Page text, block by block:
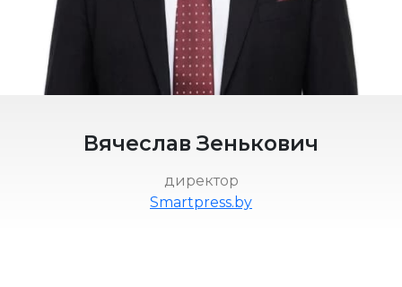
Вячеслав Зенькович
директор
Smartpress.by